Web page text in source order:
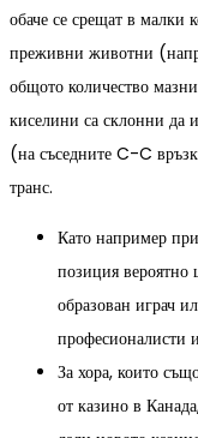
обаче се срещат в малки
преживни животни
общото количество
киселини са склонни да
(на съседните C-C
транс.
Като например
позиция вероятно
образован играч
професионалисти
За хора, които
от казино в